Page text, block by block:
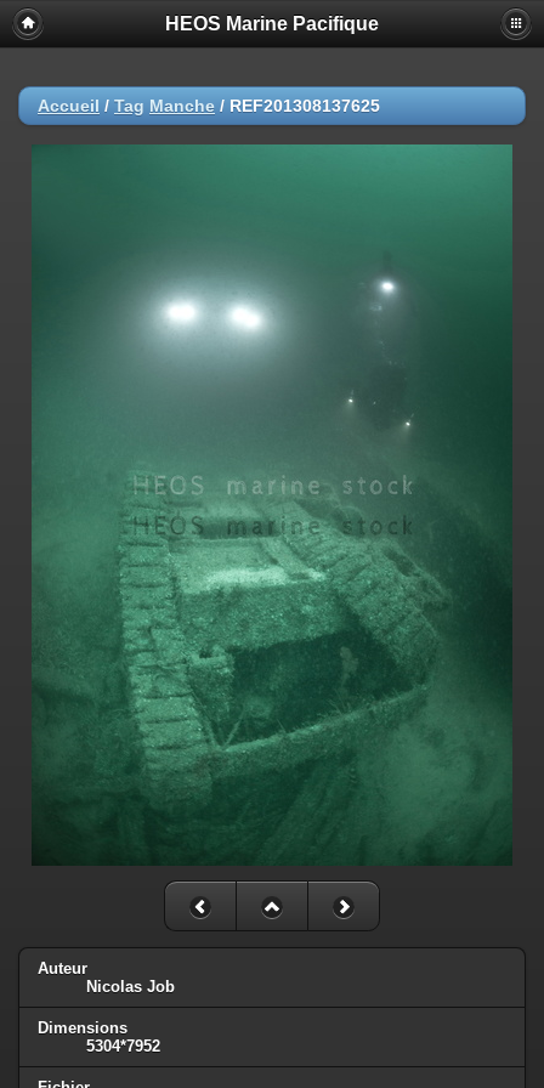
HEOS Marine Pacifique
Accueil / Tag Manche / REF201308137625
Auteur
Nicolas Job
Dimensions
5304*7952